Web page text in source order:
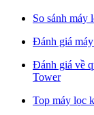
So sánh máy
Đánh giá
Đánh giá về
Tower
Top máy lọc